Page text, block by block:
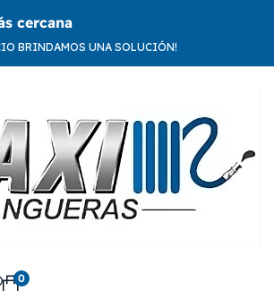
cercana
BRINDAMOS UNA SOLUCIÓN!
0